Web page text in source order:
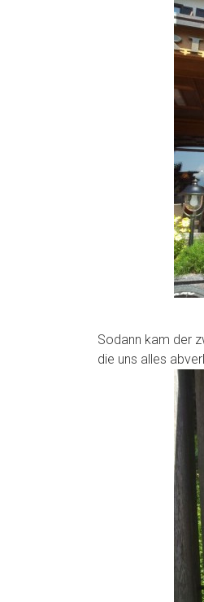
Sodann kam der
die uns alles